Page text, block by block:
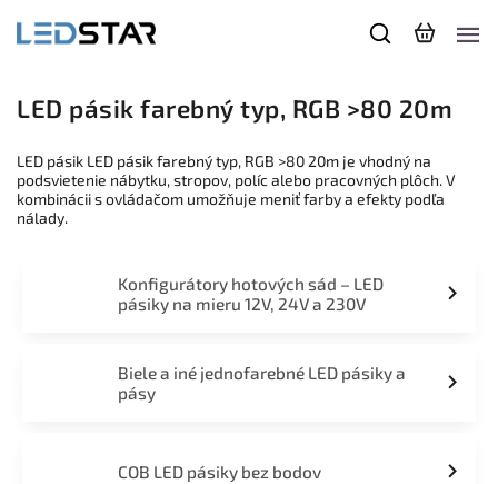
LED pásik farebný typ, RGB >80 20m
LED pásik LED pásik farebný typ, RGB >80 20m je vhodný na
podsvietenie nábytku, stropov, políc alebo pracovných plôch. V
kombinácii s ovládačom umožňuje meniť farby a efekty podľa
nálady.
Konfigurátory hotových sád – LED
pásiky na mieru 12V, 24V a 230V
Biele a iné jednofarebné LED pásiky a
pásy
COB LED pásiky bez bodov